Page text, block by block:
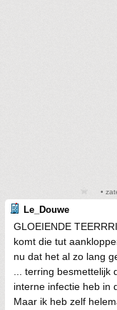
•
Le_Douwe
GLOEIENDE
komt die tut
nu dat het al zo lang
... terring
interne infectie heb in
Maar ik heb zelf